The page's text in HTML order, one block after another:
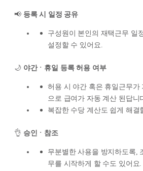
📢 등록 시 일정 공유
구성원이 본인의 재택근무 일
설정할 수 있어요.
🌙 야간ㆍ휴일 등록 허용 여부
허용 시 야간 혹은 휴일근무가
으로 급여가 자동 계산 된답니
복잡한 수당 계산도 쉽게 해결
👌 승인ㆍ참조
무분별한 사용을 방지하도록,
무를 시작하게 할 수도 있어요.